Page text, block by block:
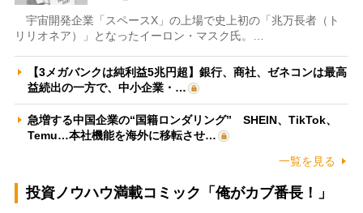
宇宙開発企業「スペースX」の上場で史上初の「兆万長者（ト
リリオネア）」となったイーロン・マスク氏。…
【3メガバンクは純利益5兆円超】銀行、商社、ゼネコンは最高
益続出の一方で、中小企業・…
急増する中国企業の“国籍ロンダリング” SHEIN、TikTok、
Temu…本社機能を海外に移転させ…
一覧を見る
投資ノウハウ満載コミック「俺がカブ番長！」